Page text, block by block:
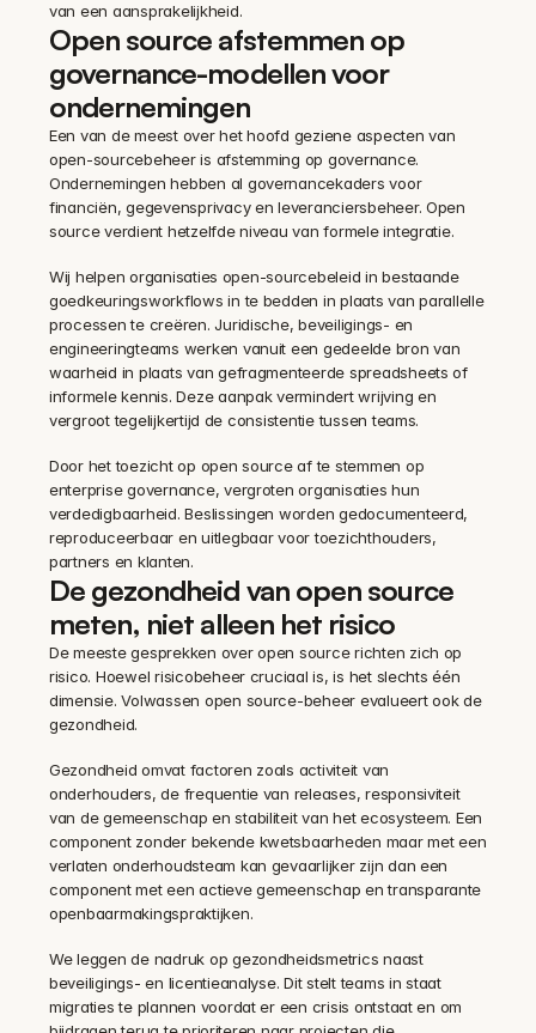
van een aansprakelijkheid.
Open source afstemmen op
governance-modellen voor
ondernemingen
Een van de meest over het hoofd geziene aspecten van
open-sourcebeheer is afstemming op governance.
Ondernemingen hebben al governancekaders voor
financiën, gegevensprivacy en leveranciersbeheer. Open
source verdient hetzelfde niveau van formele integratie.
Wij helpen organisaties open-sourcebeleid in bestaande
goedkeuringsworkflows in te bedden in plaats van parallelle
processen te creëren. Juridische, beveiligings- en
engineeringteams werken vanuit een gedeelde bron van
waarheid in plaats van gefragmenteerde spreadsheets of
informele kennis. Deze aanpak vermindert wrijving en
vergroot tegelijkertijd de consistentie tussen teams.
Door het toezicht op open source af te stemmen op
enterprise governance, vergroten organisaties hun
verdedigbaarheid. Beslissingen worden gedocumenteerd,
reproduceerbaar en uitlegbaar voor toezichthouders,
partners en klanten.
De gezondheid van open source
meten, niet alleen het risico
De meeste gesprekken over open source richten zich op
risico. Hoewel risicobeheer cruciaal is, is het slechts één
dimensie. Volwassen open source-beheer evalueert ook de
gezondheid.
Gezondheid omvat factoren zoals activiteit van
onderhouders, de frequentie van releases, responsiviteit
van de gemeenschap en stabiliteit van het ecosysteem. Een
component zonder bekende kwetsbaarheden maar met een
verlaten onderhoudsteam kan gevaarlijker zijn dan een
component met een actieve gemeenschap en transparante
openbaarmakingspraktijken.
We leggen de nadruk op gezondheidsmetrics naast
beveiligings- en licentieanalyse. Dit stelt teams in staat
migraties te plannen voordat er een crisis ontstaat en om